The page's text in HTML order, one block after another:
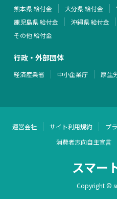
熊本県 給付金
大分県 給付金
鹿児島県 給付金
沖縄県 給付金
その他 給付金
行政・外部団体
経済産業省 中小企業庁 厚生
運営会社 サイト利用規約 プ
消費者志向自主宣言
スマー
Copyright ©